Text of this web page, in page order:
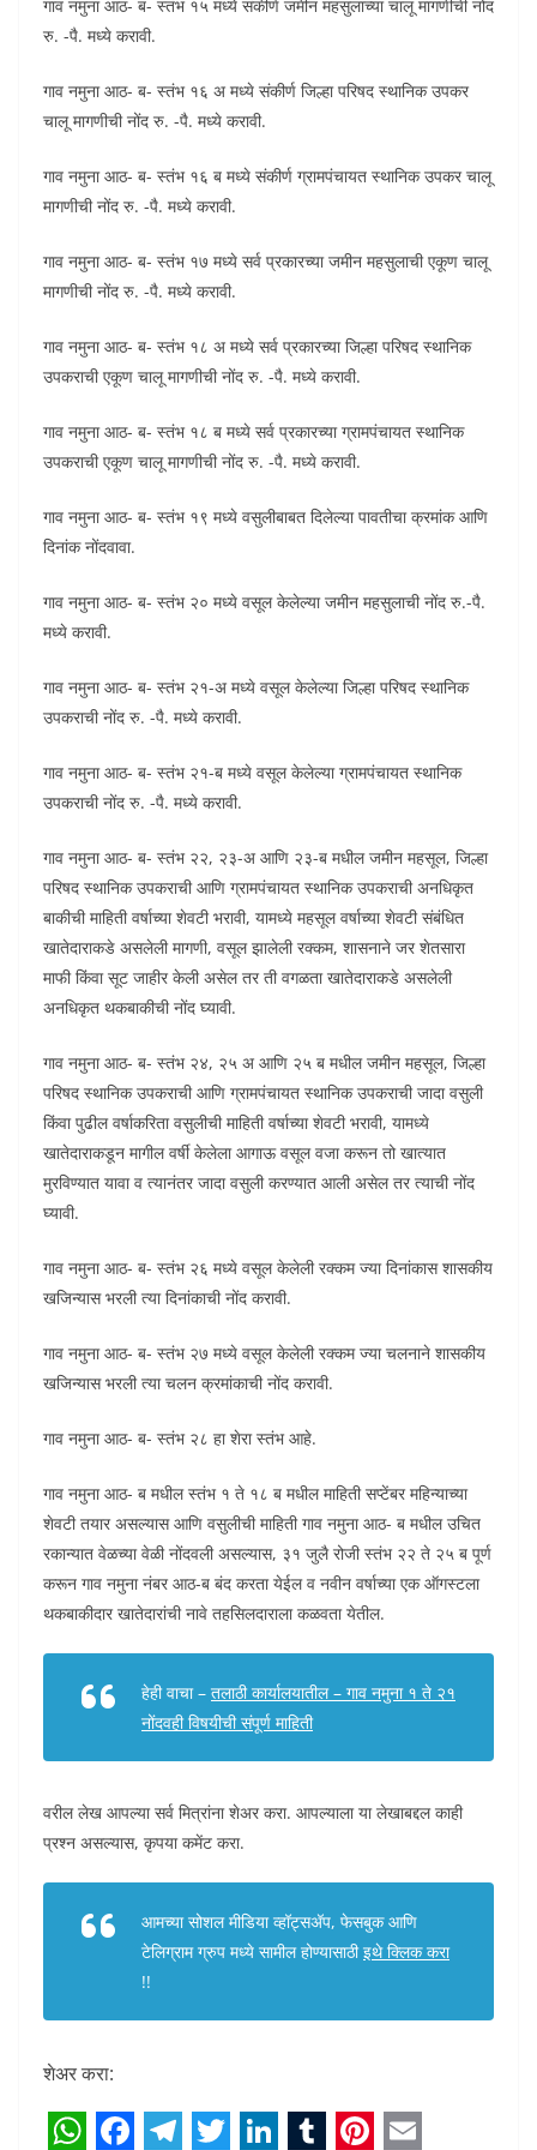
गाव नमुना आठ- ब- स्तंभ १५ मध्ये संकीर्ण जमीन महसुलाच्या चालू मागणीची नोंद
रु. -पै. मध्ये करावी.
गाव नमुना आठ- ब- स्तंभ १६ अ मध्ये संकीर्ण जिल्हा परिषद स्थानिक उपकर
चालू मागणीची नोंद रु. -पै. मध्ये करावी.
गाव नमुना आठ- ब- स्तंभ १६ ब मध्ये संकीर्ण ग्रामपंचायत स्थानिक उपकर चालू
मागणीची नोंद रु. -पै. मध्ये करावी.
गाव नमुना आठ- ब- स्तंभ १७ मध्ये सर्व प्रकारच्या जमीन महसुलाची एकूण चालू
मागणीची नोंद रु. -पै. मध्ये करावी.
गाव नमुना आठ- ब- स्तंभ १८ अ मध्ये सर्व प्रकारच्या जिल्हा परिषद स्थानिक
उपकराची एकूण चालू मागणीची नोंद रु. -पै. मध्ये करावी.
गाव नमुना आठ- ब- स्तंभ १८ ब मध्ये सर्व प्रकारच्या ग्रामपंचायत स्थानिक
उपकराची एकूण चालू मागणीची नोंद रु. -पै. मध्ये करावी.
गाव नमुना आठ- ब- स्तंभ १९ मध्ये वसुलीबाबत दिलेल्या पावतीचा क्रमांक आणि
दिनांक नोंदवावा.
गाव नमुना आठ- ब- स्तंभ २० मध्ये वसूल केलेल्या जमीन महसुलाची नोंद रु.-पै.
मध्ये करावी.
गाव नमुना आठ- ब- स्तंभ २१-अ मध्ये वसूल केलेल्या जिल्हा परिषद स्थानिक
उपकराची नोंद रु. -पै. मध्ये करावी.
गाव नमुना आठ- ब- स्तंभ २१-ब मध्ये वसूल केलेल्या ग्रामपंचायत स्थानिक
उपकराची नोंद रु. -पै. मध्ये करावी.
गाव नमुना आठ- ब- स्तंभ २२, २३-अ आणि २३-ब मधील जमीन महसूल, जिल्हा
परिषद स्थानिक उपकराची आणि ग्रामपंचायत स्थानिक उपकराची अनधिकृत
बाकीची माहिती वर्षाच्या शेवटी भरावी, यामध्ये महसूल वर्षाच्या शेवटी संबंधित
खातेदाराकडे असलेली मागणी, वसूल झालेली रक्कम, शासनाने जर शेतसारा
माफी किंवा सूट जाहीर केली असेल तर ती वगळता खातेदाराकडे असलेली
अनधिकृत थकबाकीची नोंद घ्यावी.
गाव नमुना आठ- ब- स्तंभ २४, २५ अ आणि २५ ब मधील जमीन महसूल, जिल्हा
परिषद स्थानिक उपकराची आणि ग्रामपंचायत स्थानिक उपकराची जादा वसुली
किंवा पुढील वर्षाकरिता वसुलीची माहिती वर्षाच्या शेवटी भरावी, यामध्ये
खातेदाराकडून मागील वर्षी केलेला आगाऊ वसूल वजा करून तो खात्यात
मुरविण्यात यावा व त्यानंतर जादा वसुली करण्यात आली असेल तर त्याची नोंद
घ्यावी.
गाव नमुना आठ- ब- स्तंभ २६ मध्ये वसूल केलेली रक्कम ज्या दिनांकास शासकीय
खजिन्यास भरली त्या दिनांकाची नोंद करावी.
गाव नमुना आठ- ब- स्तंभ २७ मध्ये वसूल केलेली रक्कम ज्या चलनाने शासकीय
खजिन्यास भरली त्या चलन क्रमांकाची नोंद करावी.
गाव नमुना आठ- ब- स्तंभ २८ हा शेरा स्तंभ आहे.
गाव नमुना आठ- ब मधील स्तंभ १ ते १८ ब मधील माहिती सप्टेंबर महिन्याच्या
शेवटी तयार असल्यास आणि वसुलीची माहिती गाव नमुना आठ- ब मधील उचित
रकान्यात वेळच्या वेळी नोंदवली असल्यास, ३१ जुलै रोजी स्तंभ २२ ते २५ ब पूर्ण
करून गाव नमुना नंबर आठ-ब बंद करता येईल व नवीन वर्षाच्या एक ऑगस्टला
थकबाकीदार खातेदारांची नावे तहसिलदाराला कळवता येतील.
हेही वाचा – तलाठी कार्यालयातील – गाव नमुना १ ते २१
नोंदवही विषयीची संपूर्ण माहिती
वरील लेख आपल्या सर्व मित्रांना शेअर करा. आपल्याला या लेखाबद्दल काही
प्रश्न असल्यास, कृपया कमेंट करा.
आमच्या सोशल मीडिया व्हॉट्सअ‍ॅप, फेसबुक आणि
टेलिग्राम ग्रुप मध्ये सामील होण्यासाठीइथे क्लिक करा
!!
शेअर करा: